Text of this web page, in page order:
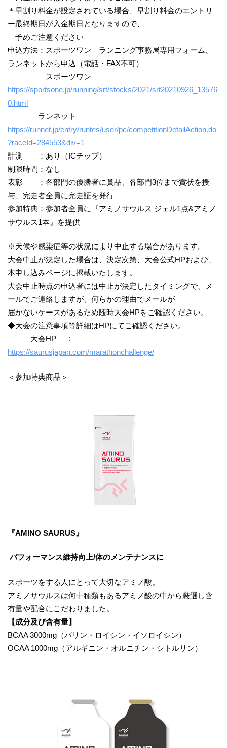
＊早割り料金が設定されている場合、早割り料金のエントリ
ー最終期日が入金期日となりますので、
予めご注意ください
申込方法：スポーツワン ランニング事務局専用フォーム、
ランネットから申込（電話・FAX不可）
スポーツワン
https://sportsone.jp/running/srt/stocks/2021/srt20210926_13576
0.html
ランネット
https://runnet.jp/entry/runtes/user/pc/competitionDetailAction.do
?raceId=284553&div=1
計測 ：あり（ICチップ）
制限時間：なし
表彰 ：各部門の優勝者に賞品、各部門3位まで賞状を授
与、完走者全員に完走証を発行
参加特典：参加者全員に『アミノサウルス ジェル1点&アミノ
サウルス1本』を提供
※天候や感染症等の状況により中止する場合があります。
大会中止が決定した場合は、決定次第、大会公式HPおよび、
本申し込みページに掲載いたします。
大会中止時点の申込者には中止が決定したタイミングで、メ
ールでご連絡しますが、何らかの理由でメールが
届かないケースがあるため随時大会HPをご確認ください。
◆大会の注意事項等詳細はHPにてご確認ください。
大会HP ：
https://saurusjapan.com/marathonchallenge/
＜参加特典商品＞
『AMINO SAURUS 』
パフォーマンス維持向上/体のメンテナンスに
スポーツをする人にとって大切なアミノ酸。
アミノサウルスは何十種類もあるアミノ酸の中から厳選し含
有量や配合にこだわりました。
【成分及び含有量】
BCAA 3000mg（バリン・ロイシン・イソロイシン）
OCAA 1000mg（アルギニン・オルニチン・シトルリン）